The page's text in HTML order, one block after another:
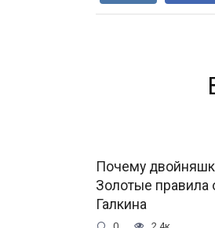
Почему
Золотые правила
Галкина